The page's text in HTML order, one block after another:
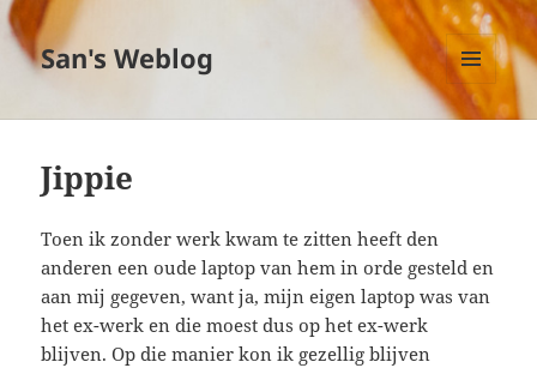
San's Weblog
MENU
EN
Jippie
Toen ik zonder werk kwam te zitten heeft den
anderen een oude laptop van hem in orde gesteld en
aan mij gegeven, want ja, mijn eigen laptop was van
het ex-werk en die moest dus op het ex-werk
blijven. Op die manier kon ik gezellig blijven